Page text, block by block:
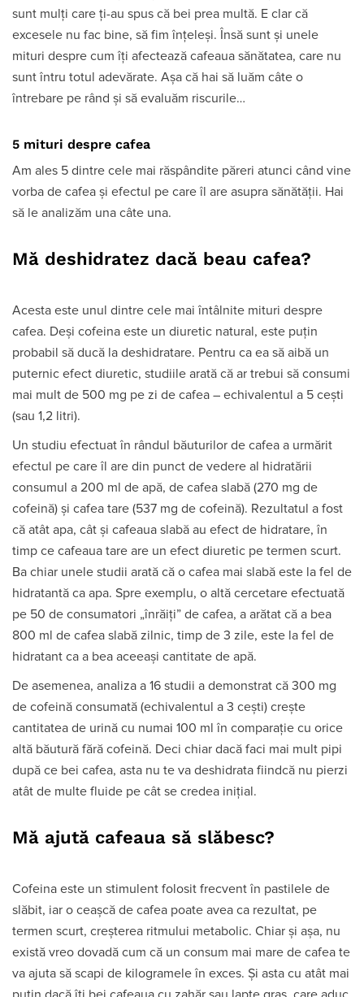
sunt mulți care ți-au spus că bei prea multă. E clar că
excesele nu fac bine, să fim înțeleși. Însă sunt și unele
mituri despre cum îți afectează cafeaua sănătatea, care nu
sunt întru totul adevărate. Așa că hai să luăm câte o
întrebare pe rând și să evaluăm riscurile…
5 mituri despre cafea
Am ales 5 dintre cele mai răspândite păreri atunci când vine
vorba de cafea și efectul pe care îl are asupra sănătății. Hai
să le analizăm una câte una.
Mă deshidratez dacă beau cafea?
Acesta este unul dintre cele mai întâlnite mituri despre
cafea. Deși cofeina este un diuretic natural, este puțin
probabil să ducă la deshidratare. Pentru ca ea să aibă un
puternic efect diuretic, studiile arată că ar trebui să consumi
mai mult de 500 mg pe zi de cafea – echivalentul a 5 cești
(sau 1,2 litri).
Un studiu efectuat în rândul băuturilor de cafea a urmărit
efectul pe care îl are din punct de vedere al hidratării
consumul a 200 ml de apă, de cafea slabă (270 mg de
cofeină) și cafea tare (537 mg de cofeină). Rezultatul a fost
că atât apa, cât și cafeaua slabă au efect de hidratare, în
timp ce cafeaua tare are un efect diuretic pe termen scurt.
Ba chiar unele studii arată că o cafea mai slabă este la fel de
hidratantă ca apa. Spre exemplu, o altă cercetare efectuată
pe 50 de consumatori „înrăiți” de cafea, a arătat că a bea
800 ml de cafea slabă zilnic, timp de 3 zile, este la fel de
hidratant ca a bea aceeași cantitate de apă.
De asemenea, analiza a 16 studii a demonstrat că 300 mg
de cofeină consumată (echivalentul a 3 cești) crește
cantitatea de urină cu numai 100 ml în comparație cu orice
altă băutură fără cofeină. Deci chiar dacă faci mai mult pipi
după ce bei cafea, asta nu te va deshidrata fiindcă nu pierzi
atât de multe fluide pe cât se credea inițial.
Mă ajută cafeaua să slăbesc?
Cofeina este un stimulent folosit frecvent în pastilele de
slăbit, iar o ceașcă de cafea poate avea ca rezultat, pe
termen scurt, creșterea ritmului metabolic. Chiar și așa, nu
există vreo dovadă cum că un consum mai mare de cafea te
va ajuta să scapi de kilogramele în exces. Și asta cu atât mai